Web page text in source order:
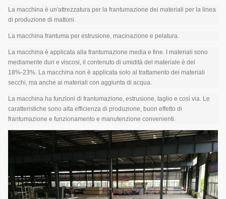
La macchina è un'attrezzatura per la frantumazione dei materiali per la linea
di produzione di mattoni.
La macchina frantuma per estrusione, macinazione e pelatura.
La macchina è applicata alla frantumazione media e fine. I materiali sono
mediamente duri e viscosi, il contenuto di umidità del materiale è del
18%-23%. La macchina non è applicata solo al trattamento dei materiali
secchi, ma anche ai materiali con aggiunta di acqua.
La macchina ha funzioni di frantumazione, estrusione, taglio e così via. Le
caratteristiche sono alta efficienza di produzione, buon effetto di
frantumazione e funzionamento e manutenzione convenienti.